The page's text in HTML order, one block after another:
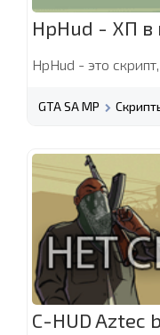
HpHud - ХП
HpHud - это
GTA SA MP
C-HUD Aztec